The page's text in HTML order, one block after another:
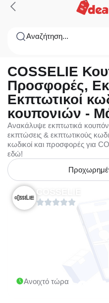
Αναζήτηση...
COSSELIE
Προσφορές,
Εκπτωτικοί
κουπονιών -
Ανακάλυψε εκπτωτικά
εκπτώσεις & εκπτωτικούς
κωδικοί και προσφορές για
εδώ!
COSSELIE
Ανοιχτό τώρα